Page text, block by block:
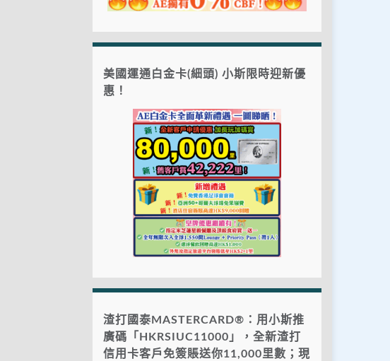
美國運通白金卡(細頭) 小斯限時迎新優
惠！
渣打國泰MASTERCARD®：用小斯推
廣碼「HKRSIUC11000」，全新渣打
信用卡客戶免簽賬送你11,000里數；現